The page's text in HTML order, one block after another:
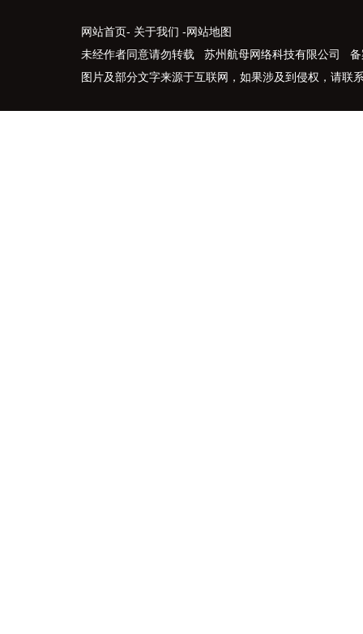
网站首页- 关于我们 -网站地图
未经作者同意请勿转载 苏州航母网络科技有限公司 备
图片及部分文字来源于互联网，如果涉及到侵权，请联